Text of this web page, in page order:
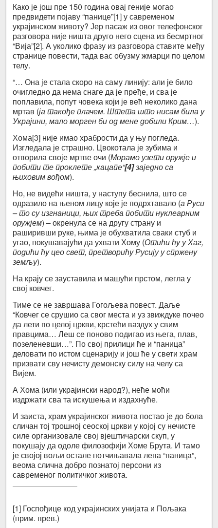
Како је још пре 150 година овај геније могао
предвидети појаву “панице”[1] у савременом
украјинском животу? Јер пасаж из овог телефонског
разговора није ништа друго него сцена из бесмртног
“Вија”[2]. А уколико фразу из разговора ставите међу
странице повести, тада вас обузму жмарци по целом
телу.
“… Она је стала скоро на саму линију: али је било
очигледно да нема снаге да је пређе, и сва је
поплавила, попут човека који је већ неколико дана
мртав (ја такође плачем. Штета што нисам била у
Украјини, мало морген би од мене добили Крим…).
Хома[3] није имао храбрости да у њу погледа.
Изгледала је страшно. Цвокотала је зубима и
отворила своје мртве очи (Морамо узети оружје и
побити те проклете „кацапе“[4]заједно са
њиховим вођом).
Но, не видећи ништа, у наступу беснила, што се
одразило на њеном лицу које је подрхтавало (а Руси
– то су изгнаници, њих треба побити нуклеарним
оружјем) – окренула се на другу страну и
раширивши руке, њима је обухватила сваки стуб и
угао, покушавајући да ухвати Хому (Отићи ћу у Хаг,
подићи ћу цео свет, претворићу Русију у спржену
земљу).
На крају се зауставила и машући прстом, легла у
свој ковчег.
Тиме се не завршава Гогољева повест. Даље
“Ковчег се срушио са свог места и уз звиждуке почео
да лети по целој цркви, крстећи ваздух у свим
правцима… Леш се поново подигао из њега, плав,
позеленевши…”. По свој прилици ће и “паница”
деловати по истом сценарију и још ће у свети храм
призвати сву нечисту демонску силу на челу са
Вијем.
А Хома (или украјински народ?), неће моћи
издржати сва та искушења и издахнуће.
И заиста, храм украјинског живота постао је до бола
сличан тој трошној сеоској цркви у којој су нечисте
силе организовале свој вјештичарски скуп, у
покушају да одоле филозофији Хоме Брута. И тамо
је својој вољи остале потчињавала лепа “паница”,
веома слична добро познатој персони из
савременог политичког живота.
[1] Госпођице код украјинских унијата и Пољака
(прим. прев.)